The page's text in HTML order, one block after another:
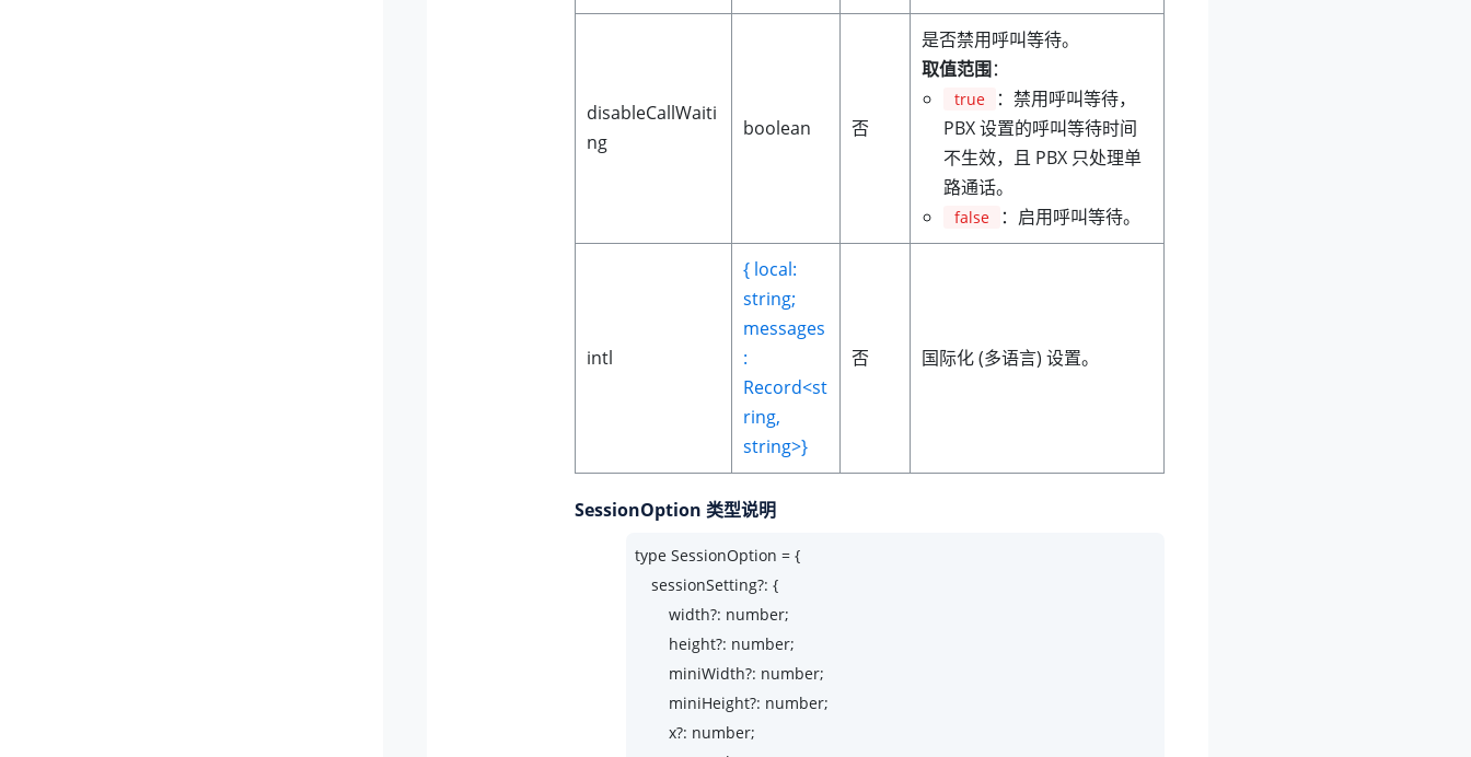
disableCallWaiti
ng
boolean 否
是否禁用呼叫等待。
取值范围：
true
：禁用呼叫等待，
PBX 设置的呼叫等待时间
不生效，且 PBX 只处理单
路通话。
false ：启用呼叫等待。
intl
{ local:
string;
messages
:
Record<st
ring,
string>}
否 国际化 (多语言) 设置。
SessionOption 类型说明
type SessionOption = {
    sessionSetting?: {
        width?: number;
        height?: number;
        miniWidth?: number;
        miniHeight?: number;
        x?: number;